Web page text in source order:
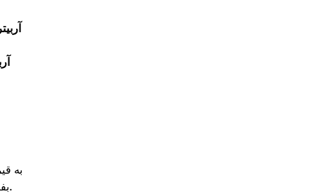
معامله‌گر می‌تواند ۱ BTC را در صرافی A خریداری کرده و بلافاصله در صرافی B بفروشد و پس از کسر کارمزدها، ۵۰۰ دلار سود کسب کند.